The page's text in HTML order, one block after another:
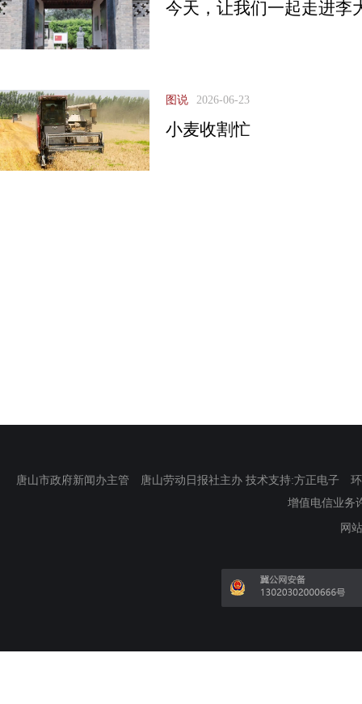
今天，让我们一起走进李
图说 2026-06-23
小麦收割忙
唐山市政府新闻办主管 唐山劳动日报社主办 技术支持:方正电子
增值电信业务
网